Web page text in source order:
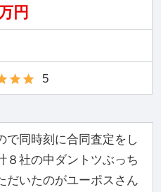
円
5
で同時刻に合同査定をし
８社の中ダントツぶっち
だいたのがユーポスさん